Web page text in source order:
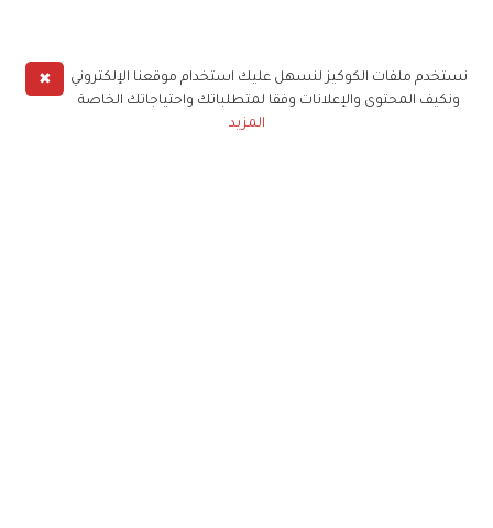
✖
نستخدم ملفات الكوكيز لنسهل عليك استخدام موقعنا الإلكتروني
ونكيف المحتوى والإعلانات وفقا لمتطلباتك واحتياجاتك الخاصة
المزيد